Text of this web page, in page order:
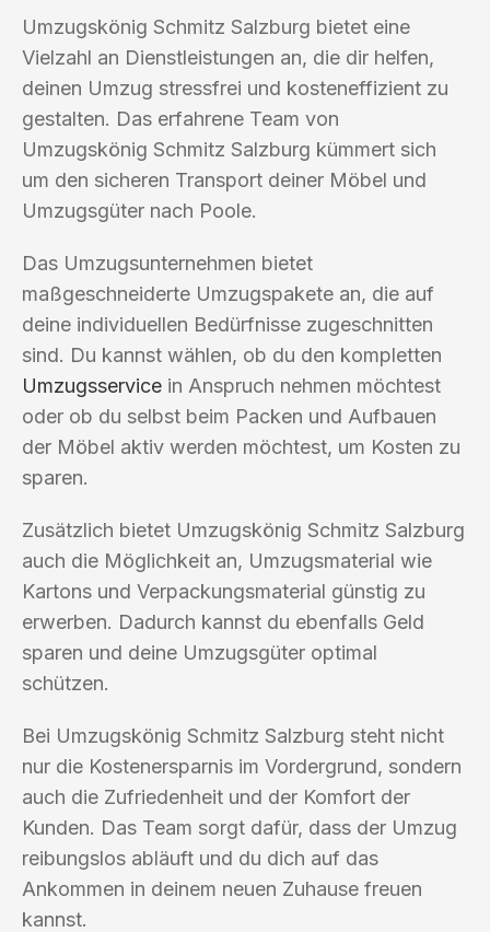
Umzugskönig Schmitz Salzburg bietet eine
Vielzahl an Dienstleistungen an, die dir helfen,
deinen Umzug stressfrei und kosteneffizient zu
gestalten. Das erfahrene Team von
Umzugskönig Schmitz Salzburg kümmert sich
um den sicheren Transport deiner Möbel und
Umzugsgüter nach Poole.
Das Umzugsunternehmen bietet
maßgeschneiderte Umzugspakete an, die auf
deine individuellen Bedürfnisse zugeschnitten
sind. Du kannst wählen, ob du den kompletten
Umzugsservice in Anspruch nehmen möchtest
oder ob du selbst beim Packen und Aufbauen
der Möbel aktiv werden möchtest, um Kosten zu
sparen.
Zusätzlich bietet Umzugskönig Schmitz Salzburg
auch die Möglichkeit an, Umzugsmaterial wie
Kartons und Verpackungsmaterial günstig zu
erwerben. Dadurch kannst du ebenfalls Geld
sparen und deine Umzugsgüter optimal
schützen.
Bei Umzugskönig Schmitz Salzburg steht nicht
nur die Kostenersparnis im Vordergrund, sondern
auch die Zufriedenheit und der Komfort der
Kunden. Das Team sorgt dafür, dass der Umzug
reibungslos abläuft und du dich auf das
Ankommen in deinem neuen Zuhause freuen
kannst.